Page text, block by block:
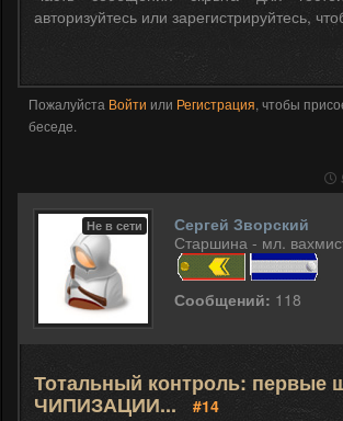
авторизуйтесь или зарегистрируйтесь,
Пожалуйста Войти или Регистрация, чтобы
беседе.
Не в сети
Сергей Зворский
Старшина - мл.
Сообщений: 118
Тотальный контроль: первые
ЧИПИЗАЦИИ...
#14